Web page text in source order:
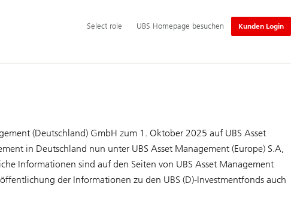
Hauptnavigation
Select
role
Select role UBS Homepage besuchen Kunden Login
(Deutschland) GmbH zum 1. Oktober 2025 auf UBS Asset
in Deutschland nun unter UBS Asset Management (Europe) S.A,
Informationen sind auf den Seiten von UBS Asset Management
der Informationen zu den UBS (D)-Investmentfonds auch